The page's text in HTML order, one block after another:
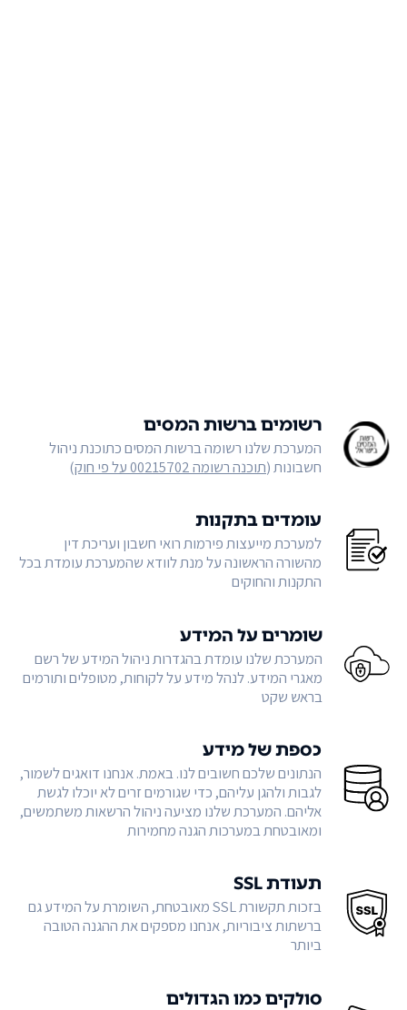
רשומים ברשות המסים
המערכת שלנו רשומה ברשות המסים כתוכנת ניהול
חשבונות (תוכנה רשומה 00215702 על פי חוק )
עומדים בתקנות
למערכת מייעצות פירמות רואי חשבון ועריכת דין
מהשורה הראשונה על מנת לוודא שהמערכת עומדת בכל
התקנות והחוקים
שומרים על המידע
המערכת שלנו עומדת בהגדרות ניהול המידע של רשם
מאגרי המידע. לנהל מידע על לקוחות, מטופלים ותורמים
בראש שקט
כספת של מידע
הנתונים שלכם חשובים לנו. באמת. אנחנו דואגים לשמור,
לגבות ולהגן עליהם, כדי שגורמים זרים לא יוכלו לגשת
אליהם. המערכת שלנו מציעה ניהול הרשאות משתמשים,
ומאובטחת במערכות הגנה מחמירות
תעודת SSL
בזכות תקשורת SSL מאובטחת, השומרת על המידע גם
ברשתות ציבוריות, אנחנו מספקים את ההגנה הטובה
ביותר
סולקים כמו הגדולים